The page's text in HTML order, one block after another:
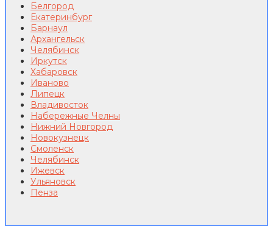
Белгород
Екатеринбург
Барнаул
Архангельск
Челябинск
Иркутск
Хабаровск
Иваново
Липецк
Владивосток
Набережные Челны
Нижний Новгород
Новокузнецк
Смоленск
Челябинск
Ижевск
Ульяновск
Пенза